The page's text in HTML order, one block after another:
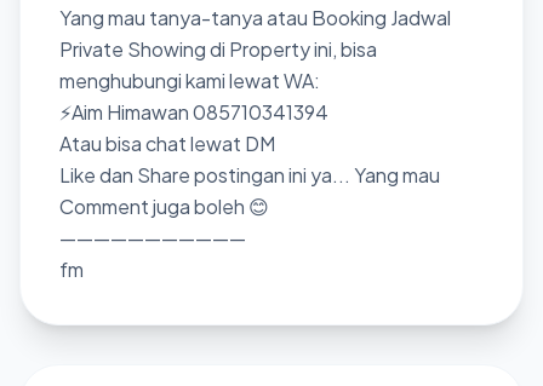
Yang mau tanya-tanya atau Booking Jadwal
Private Showing di Property ini, bisa
menghubungi kami lewat WA:
⚡Aim Himawan 085710341394
Atau bisa chat lewat DM
Like dan Share postingan ini ya... Yang mau
Comment juga boleh 😊
———————————
fm